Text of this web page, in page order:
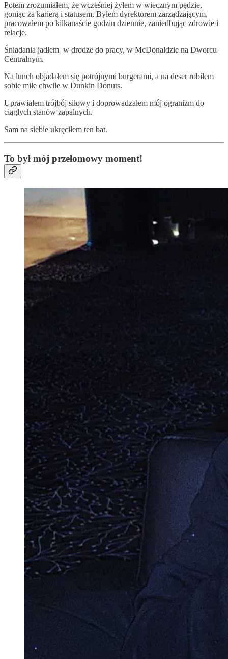
Potem zrozumiałem, że wcześniej żyłem w wiecznym pędzie,
goniąc za karierą i statusem. Byłem dyrektorem zarządzającym,
pracowałem po kilkanaście godzin dziennie, zaniedbując zdrowie i
relacje.
Śniadania jadłem w drodze do pracy, w McDonaldzie na Dworcu
Centralnym.
Na lunch objadałem się potrójnymi burgerami, a na deser robiłem
sobie miłe chwile w Dunkin Donuts.
Uprawiałem trójbój siłowy i doprowadzałem mój ogranizm do
ciągłych stanów zapalnych.
Sam na siebie ukręciłem ten bat.
To był mój przełomowy moment!